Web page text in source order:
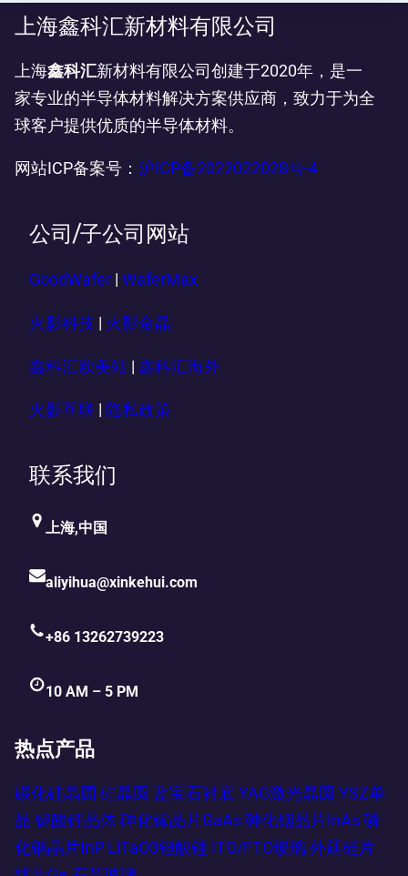
上海鑫科汇新材料有限公司
上海鑫科汇新材料有限公司创建于2020年，是一
家专业的半导体材料解决方案供应商，致力于为全
球客户提供优质的半导体材料。
网站ICP备案号： 沪ICP备2022022028号-4
公司/子公司网站
GoodWafer WaferMax
火影科技 火影金晶
鑫科汇欧美站 | 鑫科汇海外
火影互联 隐私政策
联系我们
上海,中国
aliyihua@xinkehui.com
+86 13262739223
10 AM – 5 PM
热点产品
碳化硅晶圆 硅晶圆 蓝宝石衬底 YAG激光晶圆 YSZ单
晶 铌酸锂晶体 砷化镓晶片GaAs 砷化铟晶片InAs 磷
化铟晶片InP LiTaO3钽酸锂 ITO/FTO玻璃 外延硅片